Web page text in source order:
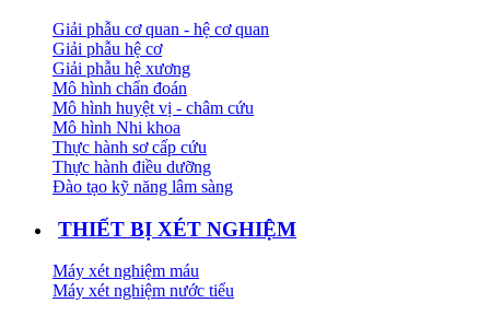
Giải phẫu cơ quan - hệ cơ quan
Giải phẫu hệ cơ
Giải phẫu hệ xương
Mô hình chẩn đoán
Mô hình huyệt vị - châm cứu
Mô hình Nhi khoa
Thực hành sơ cấp cứu
Thực hành điều dưỡng
Đào tạo kỹ năng lâm sàng
THIẾT BỊ XÉT NGHIỆM
Máy xét nghiệm máu
Máy xét nghiệm nước tiểu